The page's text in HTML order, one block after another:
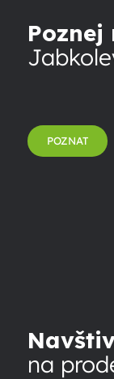
Poznej
POZNAT
na